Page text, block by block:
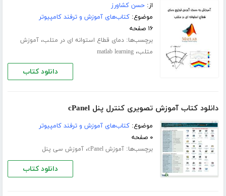
از:حسن کشاورز
موضوع:کتاب‌های آموزش و ترفند کامپیوتر
۱۶ صفحه
برچسب‌ها:دمای قطاع استوانه ای در متلب،آموزش
متلب،matlab learning
دانلود کتاب
دانلود کتاب آموزش تصویری کنترل پنل cPanel
موضوع:کتاب‌های آموزش و ترفند کامپیوتر
۰ صفحه
برچسب‌ها:آموزش cPanel ،آموزش سی پنل
دانلود کتاب